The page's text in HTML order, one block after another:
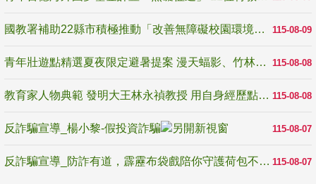
115-08-09
國教署補助22縣市積極推動「改善無障礙校園環境計畫」 打造友善、安全、無礙學習空間
115-08-08
青年壯遊點精選夏夜限定避暑提案 漫天蝠影、竹林尋蛙、茶香夜觀 邀青年暮色出發
115-08-08
教育家人物典範 發明大王林永禎教授 用自身經歷點亮學生的路
115-08-07
反詐騙宣導_楊小黎-假投資詐騙
115-08-07
反詐騙宣導_防詐有道，霹靂布袋戲陪你守護荷包不受騙